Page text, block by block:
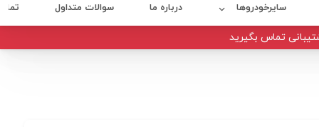
سایرخودروها درباره ما سوالات متداول
تماس بگیرید